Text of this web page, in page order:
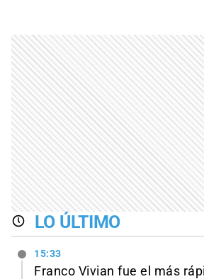
LO ÚLTIMO
15:33
Franco Vivian fue el más